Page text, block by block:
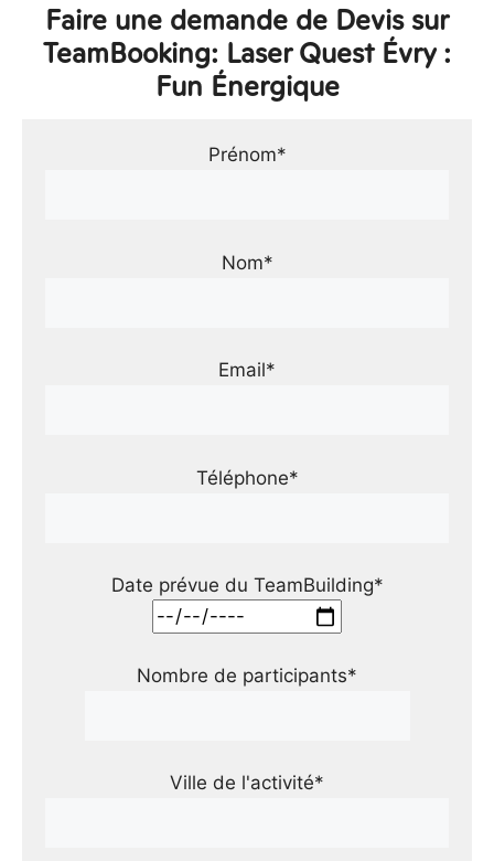
Faire une demande de Devis sur
TeamBooking: Laser Quest Évry :
Fun Énergique
Prénom*
Nom*
Email*
Téléphone*
Date prévue du TeamBuilding*
Nombre de participants*
Ville de l'activité*